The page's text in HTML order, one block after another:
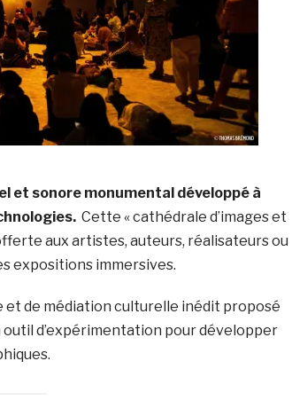
et sonore monumental développé à
Cette « cathédrale d’images et
aux artistes, auteurs, réalisateurs ou
expositions immersives.
et de médiation culturelle inédit proposé
outil d’expérimentation pour développer